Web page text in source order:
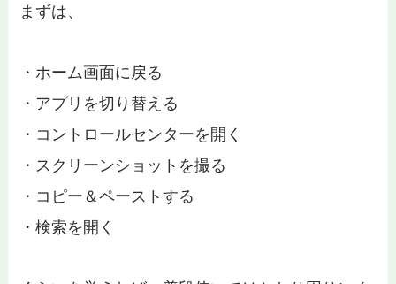
まずは、
・ホーム画面に戻る
・アプリを切り替える
・コントロールセンターを開く
・スクリーンショットを撮る
・コピー＆ペーストする
・検索を開く